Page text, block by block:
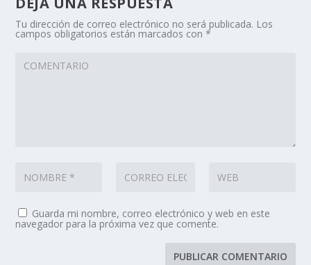
Tu dirección de correo electrónico no será publicada. Los
campos obligatorios están marcados con*
Guarda mi nombre, correo electrónico y web en este
navegador para la próxima vez que comente.